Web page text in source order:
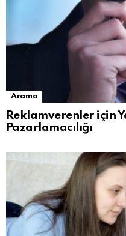
Arama
Reklamverenler için
Pazarlamacılığı